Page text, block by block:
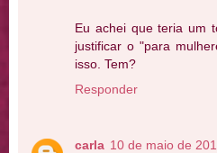
Eu achei que teria um
justificar o "para
isso. Tem?
Responder
carla 10 de maio de